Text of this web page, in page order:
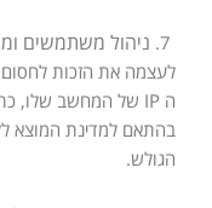
ניהול משתמשים
לעצמה את הזכות
בהתאם למדינת המוצא
הגולש.